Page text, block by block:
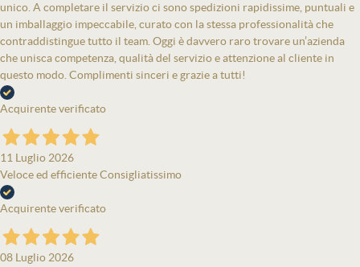
unico. A completare il servizio ci sono spedizioni rapidissime, puntuali e
un imballaggio impeccabile, curato con la stessa professionalità che
contraddistingue tutto il team. Oggi è davvero raro trovare un’azienda
che unisca competenza, qualità del servizio e attenzione al cliente in
questo modo. Complimenti sinceri e grazie a tutti!
Acquirente verificato
11 Luglio 2026
Veloce ed efficiente Consigliatissimo
Acquirente verificato
08 Luglio 2026